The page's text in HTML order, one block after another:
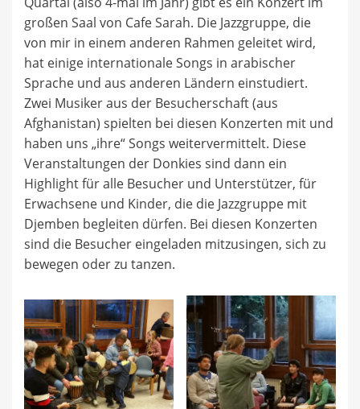
großen Saal von Cafe Sarah. Die Jazzgruppe, die
von mir in einem anderen Rahmen geleitet wird,
hat einige internationale Songs in arabischer
Sprache und aus anderen Ländern einstudiert.
Zwei Musiker aus der Besucherschaft (aus
Afghanistan) spielten bei diesen Konzerten mit und
haben uns „ihre“ Songs weitervermittelt. Diese
Veranstaltungen der Donkies sind dann ein
Highlight für alle Besucher und Unterstützer, für
Erwachsene und Kinder, die die Jazzgruppe mit
Djemben begleiten dürfen. Bei diesen Konzerten
sind die Besucher eingeladen mitzusingen, sich zu
bewegen oder zu tanzen.